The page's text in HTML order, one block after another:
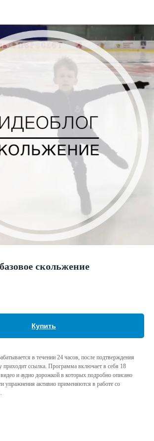
скольжение
Купить
в течении 24 часов, после подтверждения
приходит ссылка. Программа включает в себя 18
и аудио дорожкой в которых подробно описано
упражнения активно применяются в работе со